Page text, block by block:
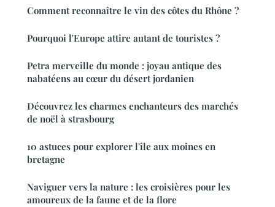
Comment reconnaître le vin des côtes du Rhône ?
Pourquoi l'Europe attire autant de touristes ?
Petra merveille du monde : joyau antique des
nabatéens au cœur du désert jordanien
Découvrez les charmes enchanteurs des marchés
de noël à strasbourg
10 astuces pour explorer l'île aux moines en
bretagne
Naviguer vers la nature : les croisières pour les
amoureux de la faune et de la flore